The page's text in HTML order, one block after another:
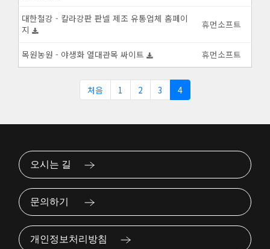
대한철강 - 칼라강판 판넬 제조 유통업체 홈페이
지
휴먼소프트
목원농원 - 야생화 열대관목 싸이트 휴먼소프트
처음 1 2 3 4
오시는 길
문의하기
개인정보처리방침